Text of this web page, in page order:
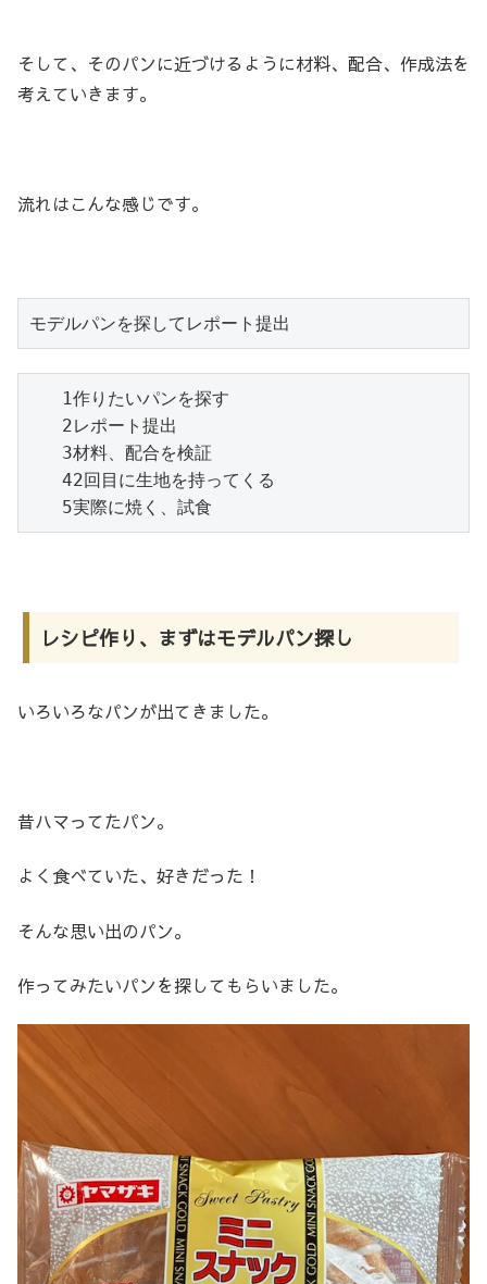
そして、そのパンに近づけるように材料、配合、作成法を
考えていきます。
流れはこんな感じです。
   1作りたいパンを探す
   2レポート提出
   3材料、配合を検証
   42回目に生地を持ってくる
レシピ作り、まずはモデルパン探し
いろいろなパンが出てきました。
昔ハマってたパン。
よく食べていた、好きだった！
そんな思い出のパン。
作ってみたいパンを探してもらいました。